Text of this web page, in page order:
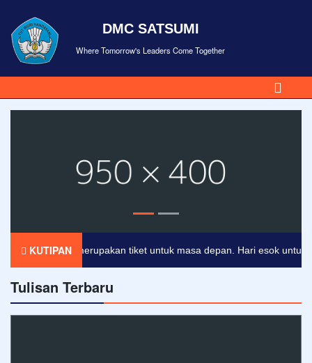
DMC SATSUMI
Where Tomorrow's Leaders Come Together
KUTIPAN
Pendidikan merupakan tiket untuk masa depan. Hari esok untuk
Tulisan Terbaru